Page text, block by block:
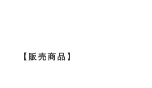
【販売商品】